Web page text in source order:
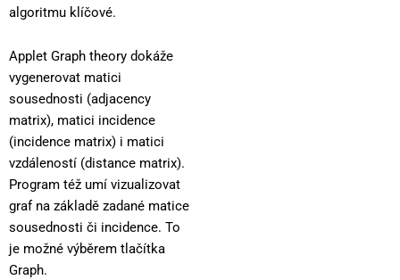
algoritmu klíčové.
Applet Graph theory dokáže
vygenerovat matici
sousednosti (adjacency
matrix), matici incidence
(incidence matrix) i matici
vzdáleností (distance matrix).
Program též umí vizualizovat
graf na základě zadané matice
sousednosti či incidence. To
je možné výběrem tlačítka
Graph.